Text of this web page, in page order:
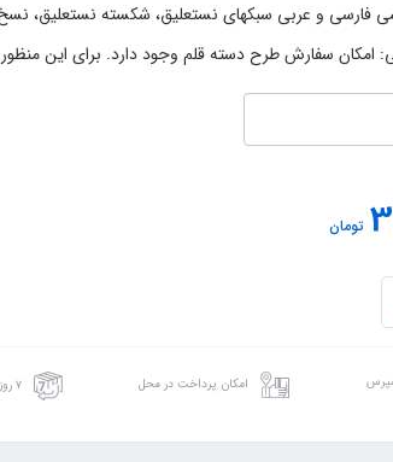
فارسی و عربی سبکهای نستعلیق، شکسته نستعلیق،
امکان سفارش طرح دسته قلم وجود دارد. برای این
تومان
امکان پرداخت در محل ۷ روز ضمانت بازگشت